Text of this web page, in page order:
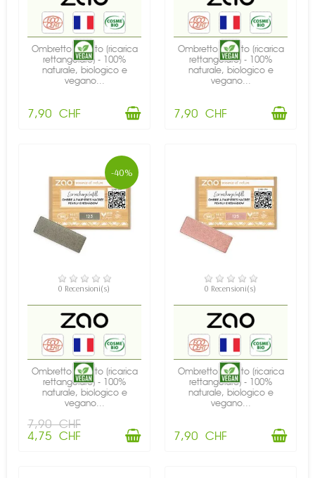
Ombretto perlato (ricarica
rettangolare) - 100%
naturale, biologico e
vegano...
7,90 CHF
Ombretto perlato (ricarica
rettangolare) - 100%
naturale, biologico e
vegano...
7,90 CHF
-40%
DISPONIBILE
0 Recensioni(s)
Ombretto perlato (ricarica
rettangolare) - 100%
naturale, biologico e
vegano...
7,90 CHF
4,75 CHF
DISPONIBILE
0 Recensioni(s)
Ombretto perlato (ricarica
rettangolare) - 100%
naturale, biologico e
vegano...
7,90 CHF